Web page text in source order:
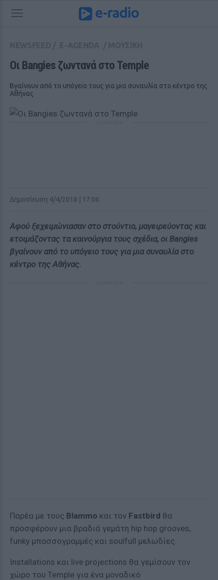
Οι Bangies ζωντανά στο Temple
Βγαίνουν από το υπόγειο τους για μια συναυλία στο κέντρο της
Αθήνας
Δημοσίευση 4/4/2018 | 17:06
Αφού ξεχειμώνιασαν στο στούντιο, μαγειρεύοντας και
ετοιμάζοντας τα καινούργια τους σχέδια, οι Bangies
βγαίνουν από το υπόγειο τους για μια συναυλία στο
κέντρο της Αθήνας.
Παρέα με τους Blammo και τον Fastbird θα
προσφέρουν μια βραδιά γεμάτη hip hop grooves,
funky μπασσογραμμές και soulfull μελωδίες.
Installations και live projections θα γεμίσουν τον
χώρο του Temple για ένα μοναδικό